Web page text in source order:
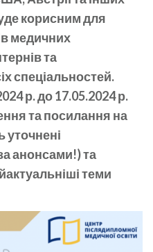
корисним для
медичних
та
спеціальностей.
р. до 17.05.2024 р.
та посилання на
уточнені
анонсами!) та
теми